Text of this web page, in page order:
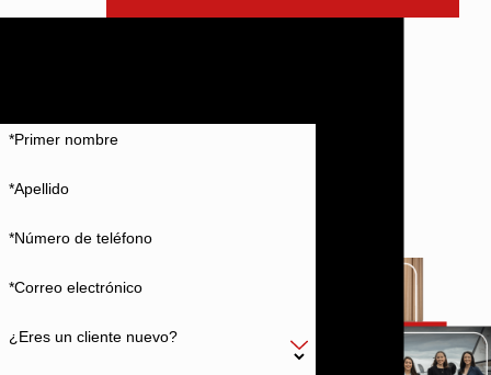
*Primer nombre
*Apellido
*Número de teléfono
*Correo electrónico
¿Eres un cliente nuevo?